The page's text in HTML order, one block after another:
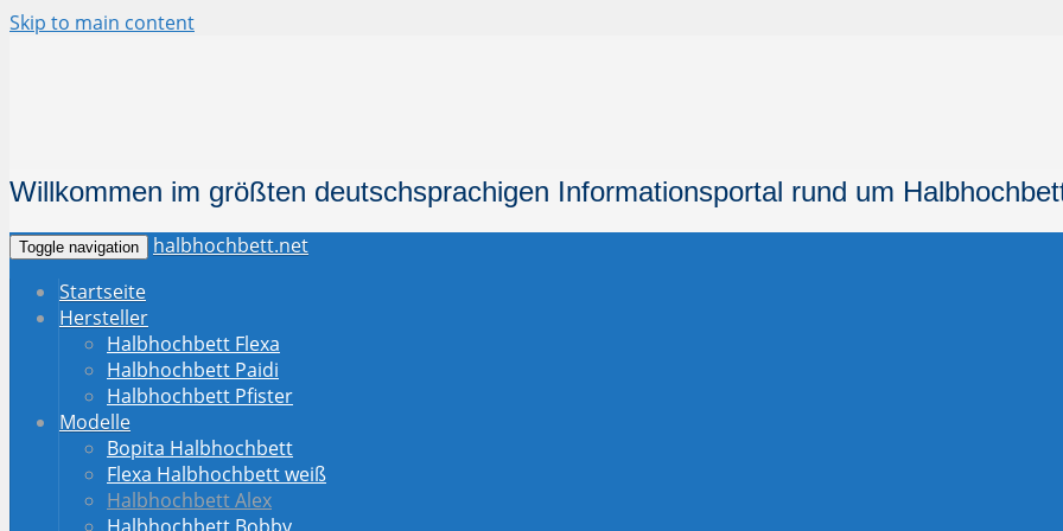
Skip to main content
Willkommen im größten deutschsprachigen Informationsportal rund um
Toggle navigation
halbhochbett.net
Startseite
Hersteller
Halbhochbett Flexa
Halbhochbett Paidi
Halbhochbett Pfister
Modelle
Bopita Halbhochbett
Flexa Halbhochbett weiß
Halbhochbett Alex